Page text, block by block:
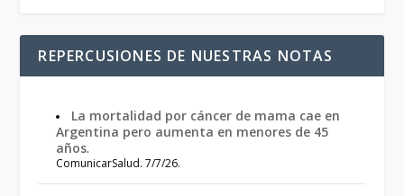
REPERCUSIONES DE NUESTRAS NOTAS
La mortalidad por cáncer de mama cae en
Argentina pero aumenta en menores de 45
años.
ComunicarSalud. 7/7/26.